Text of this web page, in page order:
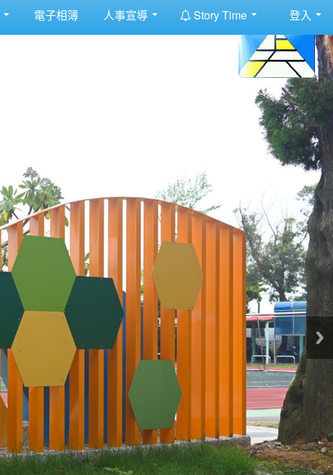
電子相簿 人事宣導 Story Time 登入